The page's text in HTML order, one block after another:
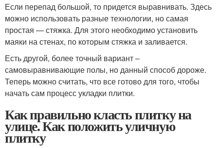
Если перепад большой, то придется выравнивать. Здесь
можно использовать разные технологии, но самая
простая — стяжка. Для этого необходимо установить
маяки на стенах, по которым стяжка и заливается.
Есть другой, более точный вариант –
самовыравнивающие полы, но данный способ дороже.
Теперь можно считать, что все готово для того, чтобы
начать сам процесс укладки плитки.
Как правильно класть плитку на
улице. Как положить уличную
плитку